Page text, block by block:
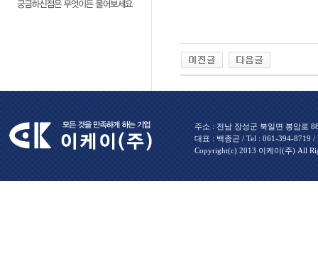
주소 : 전남 장성군 북일면 봉암로
대표 : 백종곤 / Tel : 061-394-8719 /
Copyright(c) 2013 이케이(주) All